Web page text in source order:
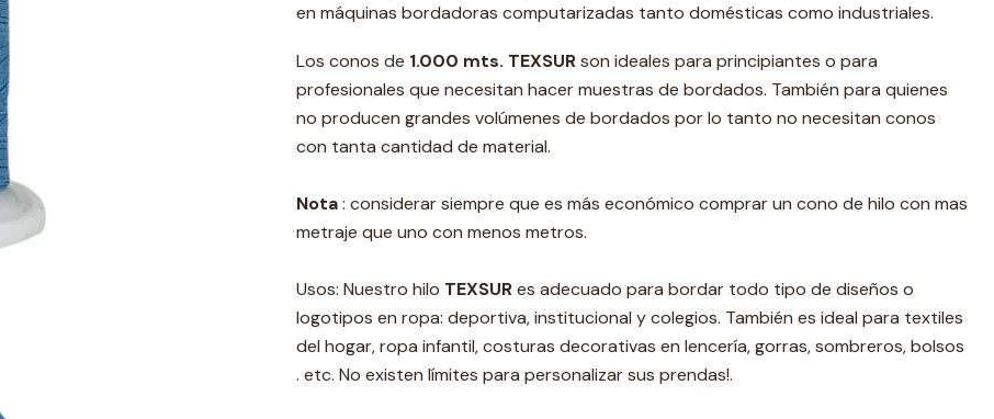
en máquinas bordadoras computarizadas tanto domésticas como industriales.
Los conos de 1.000 mts. TEXSURson ideales para principiantes o para
profesionales que necesitan hacer muestras de bordados. También para quienes
no producen grandes volúmenes de bordados por lo tanto no necesitan conos
con tanta cantidad de material.
Nota: considerar siempre que es más económico comprar un cono de hilo con mas
metraje que uno con menos metros.
Usos: Nuestro hilo TEXSURes adecuado para bordar todo tipo de diseños o
logotipos en ropa: deportiva, institucional y colegios. También es ideal para textiles
del hogar, ropa infantil, costuras decorativas en lencería, gorras, sombreros, bolsos
. etc. No existen límites para personalizar sus prendas!.